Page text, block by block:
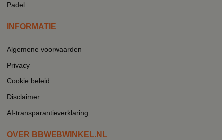
Padel
INFORMATIE
Algemene voorwaarden
Privacy
Cookie beleid
Disclaimer
AI-transparantieverklaring
OVER BBWEBWINKEL.NL